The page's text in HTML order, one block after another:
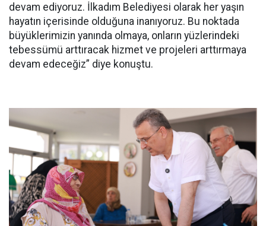
devam ediyoruz. İlkadım Belediyesi olarak her yaşın
hayatın içerisinde olduğuna inanıyoruz. Bu noktada
büyüklerimizin yanında olmaya, onların yüzlerindeki
tebessümü arttıracak hizmet ve projeleri arttırmaya
devam edeceğiz” diye konuştu.